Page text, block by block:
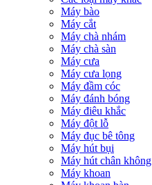
Máy bào
Máy cắt
Máy chà nhám
Máy chà sàn
Máy cưa
Máy cưa lọng
Máy đầm cóc
Máy đánh bóng
Máy điêu khắc
Máy đột lỗ
Máy đục bê tông
Máy hút bụi
Máy hút chân không
Máy khoan